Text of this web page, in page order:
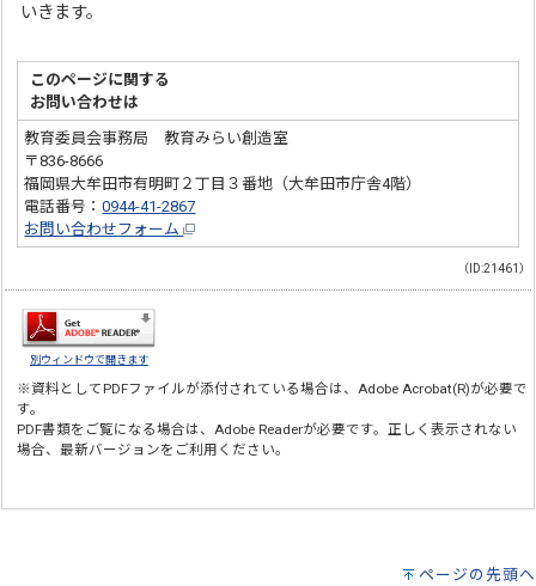
いきます。
このページに関する
お問い合わせは
教育委員会事務局 教育みらい創造室
〒836-8666
福岡県大牟田市有明町２丁目３番地（大牟田市庁舎4階）
電話番号：0944-41-2867
お問い合わせフォーム
（ID:21461）
別ウィンドウで開きます
※資料としてPDFファイルが添付されている場合は、Adobe Acrobat(R)が必要で
す。
PDF書類をご覧になる場合は、Adobe Readerが必要です。正しく表示されない
場合、最新バージョンをご利用ください。
ページの先頭へ